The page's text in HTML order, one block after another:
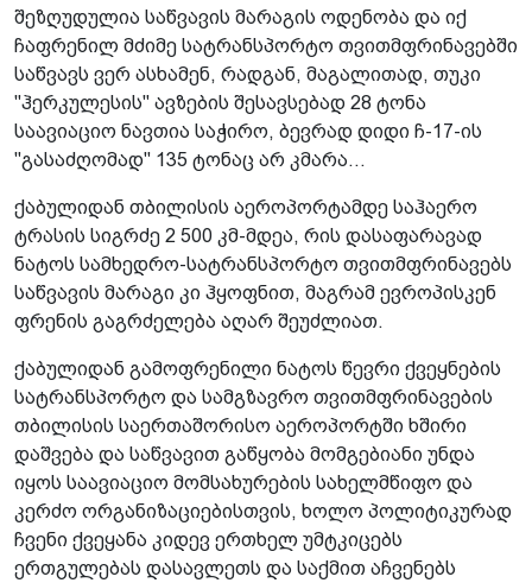
შეზღუდულია საწვავის მარაგის ოდენობა და იქ
ჩაფრენილ მძიმე სატრანსპორტო თვითმფრინავებში
საწვავს ვერ ასხამენ, რადგან, მაგალითად, თუკი
"ჰერკულესის" ავზების შესავსებად 28 ტონა
საავიაციო ნავთია საჭირო, ბევრად დიდი ჩ-17-ის
"გასაძღომად" 135 ტონაც არ კმარა...
ქაბულიდან თბილისის აეროპორტამდე საჰაერო
ტრასის სიგრძე 2 500 კმ-მდეა, რის დასაფარავად
ნატოს სამხედრო-სატრანსპორტო თვითმფრინავებს
საწვავის მარაგი კი ჰყოფნით, მაგრამ ევროპისკენ
ფრენის გაგრძელება აღარ შეუძლიათ.
ქაბულიდან გამოფრენილი ნატოს წევრი ქვეყნების
სატრანსპორტო და სამგზავრო თვითმფრინავების
თბილისის საერთაშორისო აეროპორტში ხშირი
დაშვება და საწვავით გაწყობა მომგებიანი უნდა
იყოს საავიაციო მომსახურების სახელმწიფო და
კერძო ორგანიზაციებისთვის, ხოლო პოლიტიკურად
ჩვენი ქვეყანა კიდევ ერთხელ უმტკიცებს
ერთგულებას დასავლეთს და საქმით აჩვენებს